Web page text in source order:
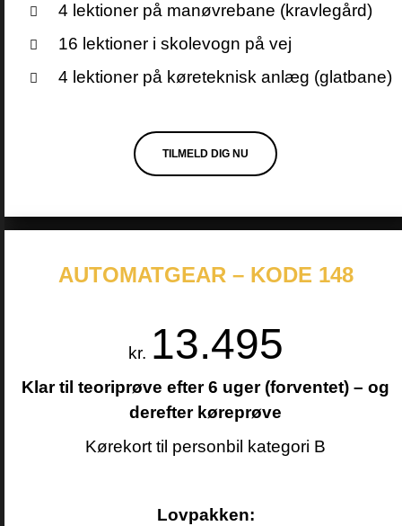
4 lektioner på manøvrebane (kravlegård)
16 lektioner i skolevogn på vej
4 lektioner på køreteknisk anlæg (glatbane)
TILMELD DIG NU
AUTOMATGEAR – KODE 148
kr. 13.495
Klar til teoriprøve efter 6 uger (forventet) – og
derefter køreprøve
Kørekort til personbil kategori B
Lovpakken: